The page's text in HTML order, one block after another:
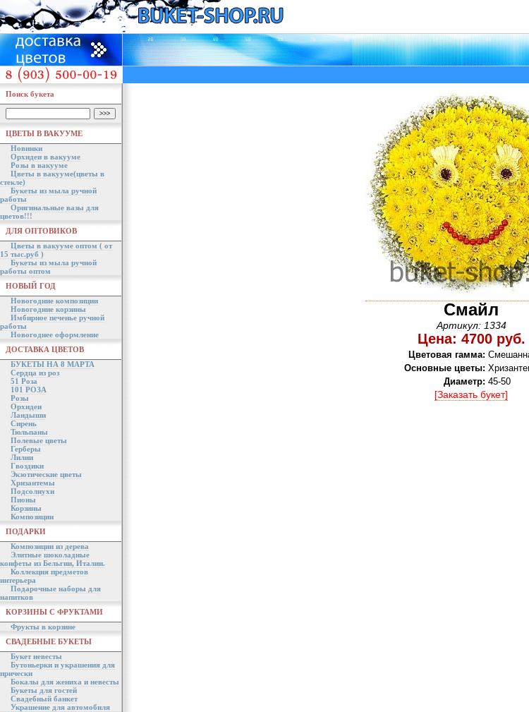
Поиск букета
ЦВЕТЫ В ВАКУУМЕ
Новинки
Орхидеи в вакууме
Розы в вакууме
Цветы в вакууме(цветы в
стекле)
Букеты из мыла ручной
работы
Оригинальные вазы для
цветов!!!
ДЛЯ ОПТОВИКОВ
Цветы в вакууме оптом ( от
15 тыс.руб )
Букеты из мыла ручной
работы оптом
НОВЫЙ ГОД
Новогодние композиции
Новогодние корзины
Имбирное печенье ручной
работы
Новогоднее оформление
ДОСТАВКА ЦВЕТОВ
БУКЕТЫ НА 8 МАРТА
Сердца из роз
51 Роза
101 РОЗА
Розы
Орхидеи
Ландыши
Сирень
Тюльпаны
Полевые цветы
Герберы
Лилии
Гвоздики
Экзотические цветы
Хризантемы
Подсолнухи
Пионы
Корзины
Композиции
ПОДАРКИ
Композиции из дерева
Элитные шоколадные
конфеты из Бельгии, Италии.
Коллекция предметов
интерьера
Подарочные наборы для
напитков
КОРЗИНЫ С ФРУКТАМИ
Фрукты в корзине
СВАДЕБНЫЕ БУКЕТЫ
Букет невесты
Бутоньерки и украшения для
прически
Бокалы для жениха и невесты
Букеты для гостей
Свадебный банкет
Украшение для автомобиля
Смайл
Артикул: 1334
Цена: 4700 руб.
Цветовая гамма:
Основные цветы:
Диаметр: 45-50
[Заказать букет]